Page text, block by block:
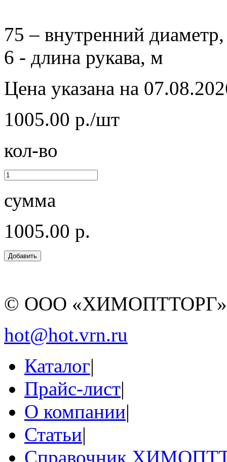
75 – внутренний
6 - длина рукава, м
Цена указана на
1005.00 р./шт
кол-во
сумма
1005.00 р.
© ООО
hot@hot.vrn.ru
Каталог|
Прайс-лист|
О компании|
Статьи|
Справочник